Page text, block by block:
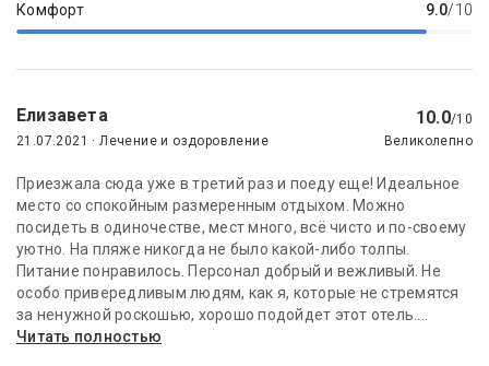
Комфорт 9.0/10
Елизавета 10.0/10
21.07.2021 · Лечение и оздоровление
Великолепно
Приезжала сюда уже в третий раз и поеду еще! Идеальное
место со спокойным размеренным отдыхом. Можно
посидеть в одиночестве, мест много, всё чисто и по-своему
уютно. На пляже никогда не было какой-либо толпы.
Питание понравилось. Персонал добрый и вежливый. Не
особо привередливым людям, как я, которые не стремятся
за ненужной роскошью, хорошо подойдет этот отель....
Читать полностью